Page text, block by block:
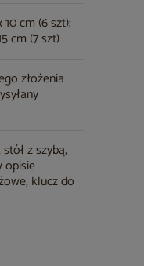
cm (6 szt);
cm (7 szt)
złożenia
z szybą,
opisie
klucz do